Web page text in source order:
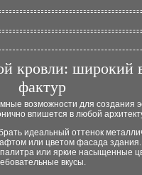
кровли: широкий
фактур
возможности для создания
впишется в любой
идеальный оттенок
или цветом фасада здания.
или яркие насыщенные
вкусы.